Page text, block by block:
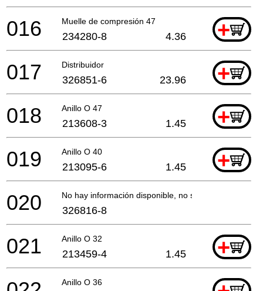
Muelle de compresión 47 +
016 234280-8 4.36
Distribuidor +
017 326851-6 23.96
Anillo O 47 +
018 213608-3 1.45
Anillo O 40 +
019 213095-6 1.45
No hay información disponible, no se puede pedir
020 326816-8
Anillo O 32 +
021 213459-4 1.45
Anillo O 36